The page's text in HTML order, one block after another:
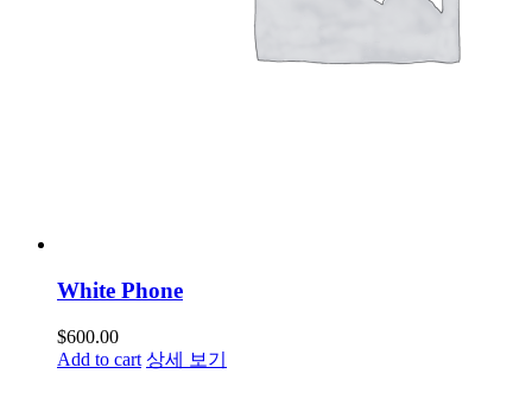
White Phone
$600.00
Add to cart 상세 보기